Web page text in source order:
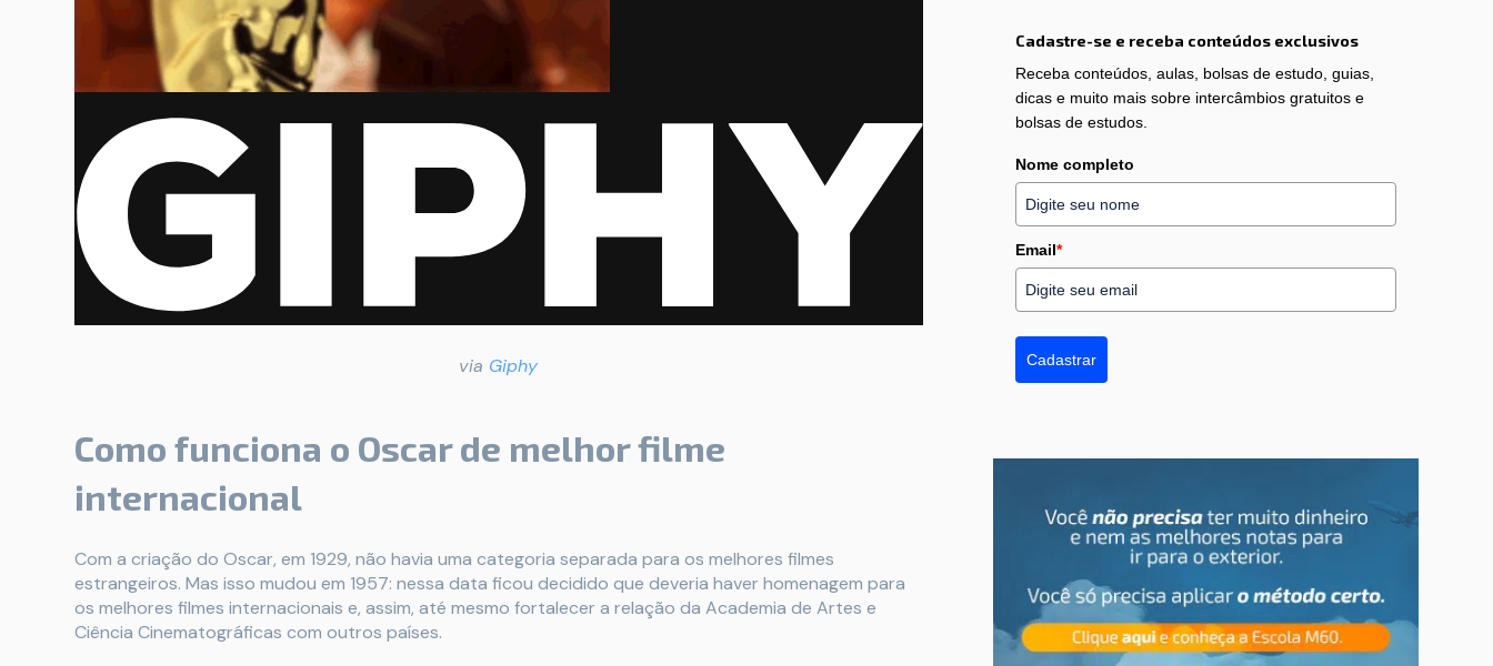
via Giphy
Como funciona o Oscar de melhor filme
internacional
Com a criação do Oscar, em 1929, não havia uma categoria separada para os melhores filmes
estrangeiros. Mas isso mudou em 1957: nessa data ficou decidido que deveria haver homenagem para
os melhores filmes internacionais e, assim, até mesmo fortalecer a relação da Academia de Artes e
Ciência Cinematográficas com outros países.
Cadastre-se e receba conteúdos exclusivos
Receba conteúdos, aulas, bolsas de estudo, guias,
dicas e muito mais sobre intercâmbios gratuitos e
bolsas de estudos.
Nome completo
Email*
Cadastrar